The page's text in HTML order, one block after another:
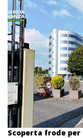
Scoperta frode per